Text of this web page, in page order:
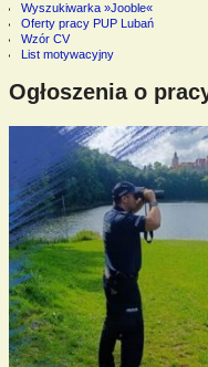
Wyszukiwarka »Jooble«
Oferty pracy PUP Lubań
Wzór CV
List motywacyjny
Ogłoszenia o